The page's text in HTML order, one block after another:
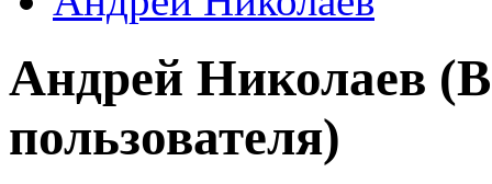
Андрей Николаев
пользователя)